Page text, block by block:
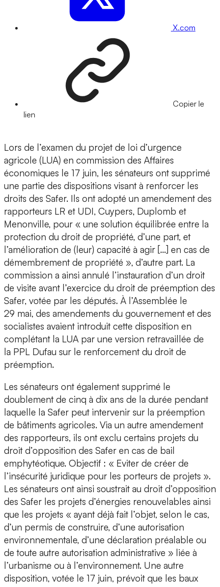
X.com
Copier le
lien
Lors de l’examen du projet de loi d’urgence
agricole (LUA) en commission des Affaires
économiques le 17 juin, les sénateurs ont supprimé
une partie des dispositions visant à renforcer les
droits des Safer. Ils ont adopté un amendement des
rapporteurs LR et UDI, Cuypers, Duplomb et
Menonville, pour « une solution équilibrée entre la
protection du droit de propriété, d’une part, et
l’amélioration de (leur) capacité à agir […] en cas de
démembrement de propriété », d’autre part. La
commission a ainsi annulé l’instauration d’un droit
de visite avant l’exercice du droit de préemption des
Safer, votée par les députés. À l’Assemblée le
29 mai, des amendements du gouvernement et des
socialistes avaient introduit cette disposition en
complétant la LUA par une version retravaillée de
la PPL Dufau sur le renforcement du droit de
préemption.
Les sénateurs ont également supprimé le
doublement de cinq à dix ans de la durée pendant
laquelle la Safer peut intervenir sur la préemption
de bâtiments agricoles. Via un autre amendement
des rapporteurs, ils ont exclu certains projets du
droit d’opposition des Safer en cas de bail
emphytéotique. Objectif : « Eviter de créer de
l’insécurité juridique pour les porteurs de projets ».
Les sénateurs ont ainsi soustrait au droit d’opposition
des Safer les projets d’énergies renouvelables ainsi
que les projets « ayant déjà fait l’objet, selon le cas,
d’un permis de construire, d’une autorisation
environnementale, d’une déclaration préalable ou
de toute autre autorisation administrative » liée à
l’urbanisme ou à l’environnement. Une autre
disposition, votée le 17 juin, prévoit que les baux